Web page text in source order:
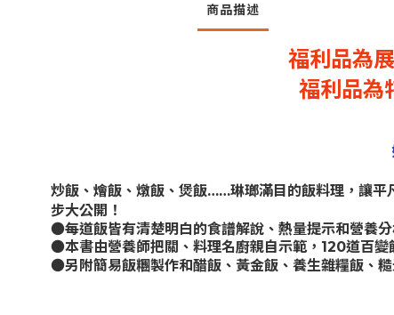
商品描述
福利品為
福利品為
炒飯、燴飯、燉飯、煲飯……琳瑯滿目的飯料理，讓平
步大公開！
●每道飯皆有清楚明白的食譜解說、熱量提示和營養
●本書由營養師把關、料理名廚親自示範， 120道百變
●另附簡易飯糰製作和醋飯、黃金飯、養生雜糧飯、